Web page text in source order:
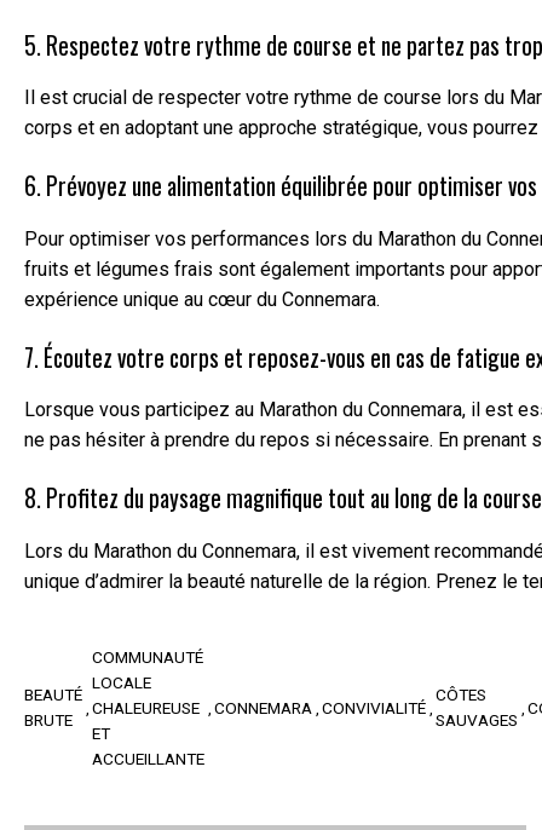
5. Respectez votre rythme de course et ne partez pas
Il est crucial de respecter votre rythme de course lors du
corps et en adoptant une approche stratégique, vous
6. Prévoyez une alimentation équilibrée pour optimiser
Pour optimiser vos performances lors du Marathon du
fruits et légumes frais sont également importants pour
expérience unique au cœur du Connemara.
7. Écoutez votre corps et reposez-vous en cas de fatigue
Lorsque vous participez au Marathon du Connemara, il est
ne pas hésiter à prendre du repos si nécessaire. En
8. Profitez du paysage magnifique tout au long de la
Lors du Marathon du Connemara, il est vivement
unique d’admirer la beauté naturelle de la région. Prenez
BEAUTÉ
BRUTE
COMMUNAUTÉ
LOCALE
CHALEUREUSE
ET
ACCUEILLANTE
CONNEMARA CONVIVIALITÉ
CÔTES
SAUVAGES